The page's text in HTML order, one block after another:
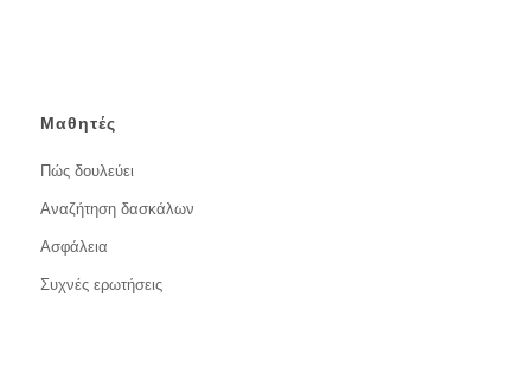
Μαθητές
Πώς δουλεύει
Αναζήτηση δασκάλων
Ασφάλεια
Συχνές ερωτήσεις